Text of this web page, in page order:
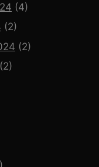
(4)
(2)
(2)
(2)